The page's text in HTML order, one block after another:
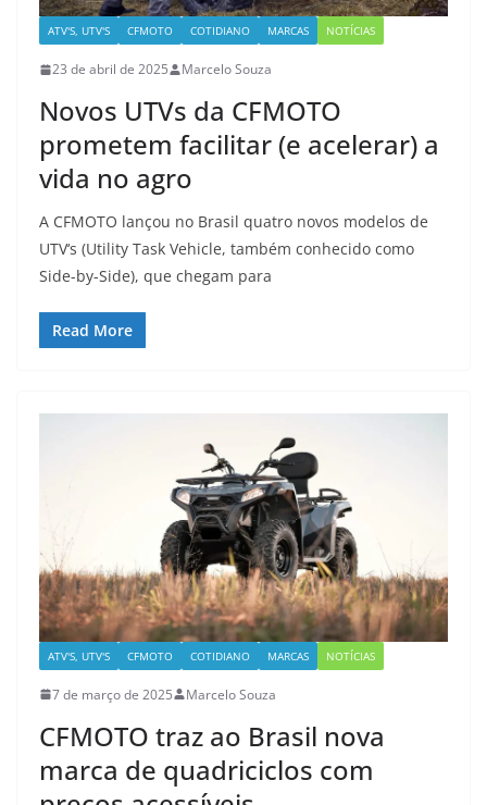
ATV'S, UTV'S CFMOTO COTIDIANO MARCAS NOTÍCIAS
23 de abril de 2025 Marcelo Souza
Novos UTVs da CFMOTO
prometem facilitar (e acelerar) a
vida no agro
A CFMOTO lançou no Brasil quatro novos modelos de
UTV‘s (Utility Task Vehicle, também conhecido como
Side-by-Side), que chegam para
Read More
ATV'S, UTV'S CFMOTO COTIDIANO MARCAS NOTÍCIAS
7 de março de 2025 Marcelo Souza
CFMOTO traz ao Brasil nova
marca de quadriciclos com